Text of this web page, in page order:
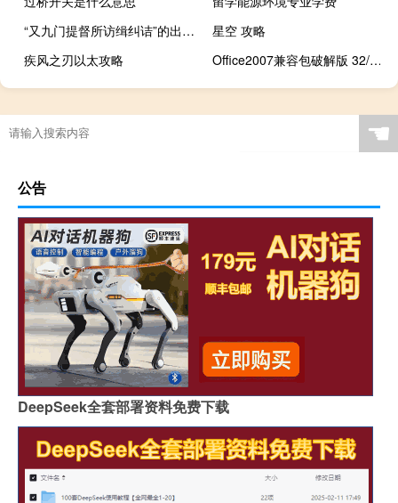
“又九门提督所访缉纠诘”的出处是哪里
星空 攻略
疾风之刃以太攻略
Office2007兼容包破解版 32/64位 完整版（Office2007兼容包破解版 32/64位 完整版功能简介）
☚
公告
DeepSeek全套部署资料免费下载